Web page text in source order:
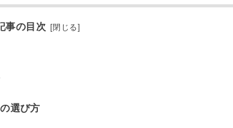
事の目次 [閉じる]
選び方